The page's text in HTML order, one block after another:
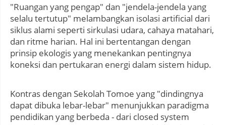
"Ruangan yang pengap" dan "jendela-jendela yang
selalu tertutup" melambangkan isolasi artificial dari
siklus alami seperti sirkulasi udara, cahaya matahari,
dan ritme harian. Hal ini bertentangan dengan
prinsip ekologis yang menekankan pentingnya
koneksi dan pertukaran energi dalam sistem hidup.
Kontras dengan Sekolah Tomoe yang "dindingnya
dapat dibuka lebar-lebar" menunjukkan paradigma
pendidikan yang berbeda - dari closed system